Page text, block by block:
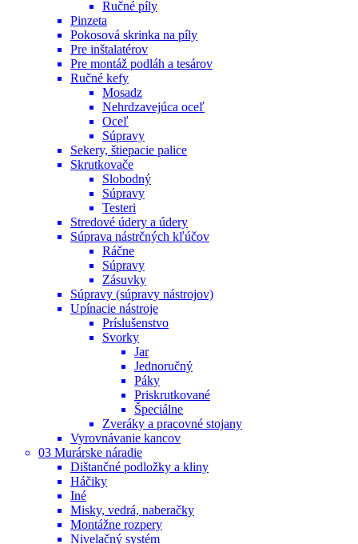
Ručné píly
Pinzeta
Pokosová skrinka na píly
Pre inštalatérov
Pre montáž podláh a tesárov
Ručné kefy
Mosadz
Nehrdzavejúca oceľ
Oceľ
Súpravy
Sekery, štiepacie palice
Skrutkovače
Slobodný
Súpravy
Testeri
Stredové údery a údery
Súprava nástrčných kľúčov
Ráčne
Súpravy
Zásuvky
Súpravy (súpravy nástrojov)
Upínacie nástroje
Príslušenstvo
Svorky
Jar
Jednoručný
Páky
Priskrutkované
Špeciálne
Zveráky a pracovné stojany
Vyrovnávanie kancov
03 Murárske náradie
Dištančné podložky a kliny
Háčiky
Iné
Misky, vedrá, naberačky
Montážne rozpery
Nivelačný systém